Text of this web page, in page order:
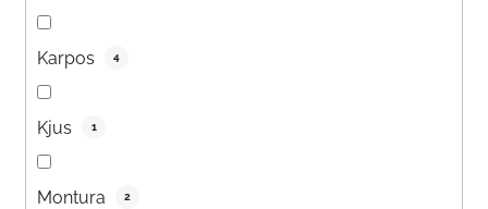
Karpos 4
Kjus 1
Montura 2